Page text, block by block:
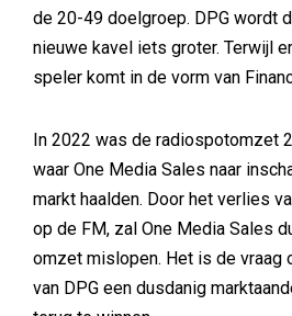
de 20-49 doelgroep. DPG wordt
nieuwe kavel iets groter. Terwijl
speler komt in de vorm van
In 2022 was de radiospotomzet
waar One Media Sales naar
markt haalden. Door het verlies
op de FM, zal One Media Sales
omzet mislopen. Het is de vraag
van DPG een dusdanig